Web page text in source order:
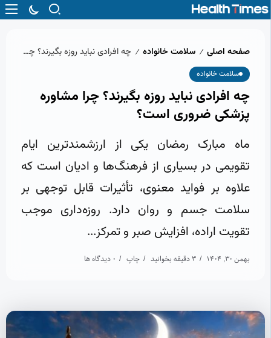
صفحه اصلی / سلامت خانواده / چه افرادی نباید روزه بگیرند؟ چرا مشاوره پزشکی ضروری است؟
سلامت خانواده
چه افرادی نباید روزه بگیرند؟ چرا مشاوره
پزشکی ضروری است؟
ماه مبارک رمضان یکی از ارزشمندترین ایام
تقویمی در بسیاری از فرهنگ‌ها و ادیان است که
علاوه بر فواید معنوی، تأثیرات قابل توجهی بر
سلامت جسم و روان دارد. روزه‌داری موجب
تقویت اراده، افزایش صبر و تمرکز...
بهمن 30, 1404 3 دقیقه بخوانید چاپ 0 دیدگاه ها